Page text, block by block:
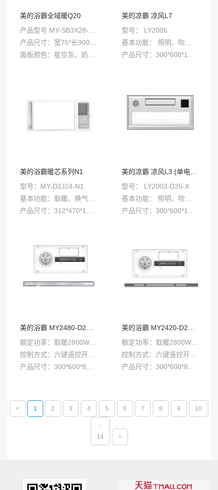
美的浴霸全域暖Q20
产品尺寸：宽75*长900mm
面板颜色：星空灰、奶油白
美的凉霸 凉风L7
型号： LY2006
基本功能： 照明、吹风、换气、调速、摆风、异味感应、APP控制
产品尺寸：300*600*105（箱体）mm
美的浴霸暖芯系列N1
型号：MY-D2J24-N1
基本功能：取暖、换气、吹风、照明
产品尺寸：312*470*108(箱体)mm
型号： LY2003-D35-X
基本功能： 照明、吹风、调速、摆风、小夜灯、定时关
产品尺寸：300*600*135（箱体）mm
控制方式：六键遥控开关（白色，灰色）
产品尺寸：300*600*87mm（箱体），1000*80mm（面板）
控制方式：六键遥控开关（白色，灰色）
产品尺寸：300*600*87mm（箱体），1000*20mm（面板）
< 1 2 3 4 5 6 7 8 9 10
..
14
>